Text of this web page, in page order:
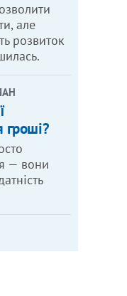
але
розвиток
гроші?
— вони